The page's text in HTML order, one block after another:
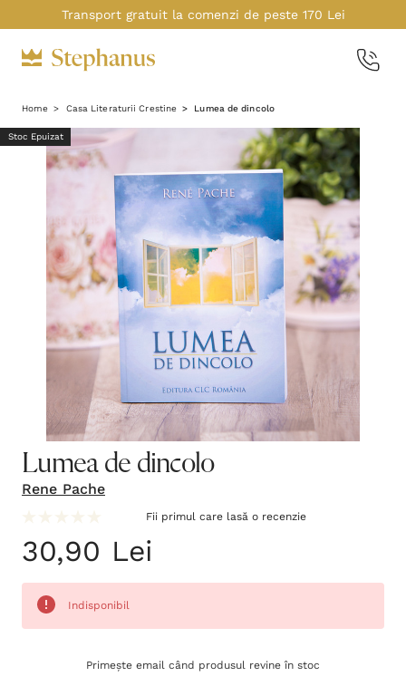
Transport gratuit la comenzi de peste 170 Lei
Home Casa Literaturii Crestine Lumea de dincolo
Stoc Epuizat
Lumea de dincolo
Rene Pache
Fii primul care lasă o recenzie
30,90 Lei
Indisponibil
Primește email când produsul revine în stoc